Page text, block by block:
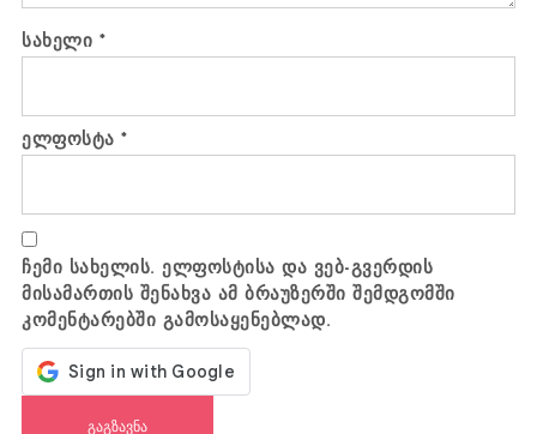
სახელი *
ელფოსტა*
ჩემი სახელის. ელფოსტისა და ვებ-გვერდის
მისამართის შენახვა ამ ბრაუზერში შემდგომში
კომენტარებში გამოსაყენებლად.